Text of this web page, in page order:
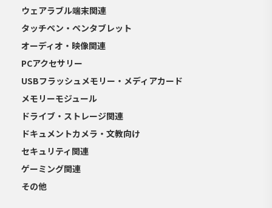
ウェアラブル端末関連
タッチペン・ペンタブレット
オーディオ・映像関連
PCアクセサリー
USBフラッシュメモリー・メディアカード
メモリーモジュール
ドライブ・ストレージ関連
ドキュメントカメラ・文教向け
セキュリティ関連
ゲーミング関連
その他